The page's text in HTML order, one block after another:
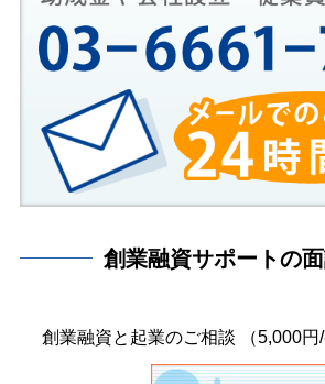
創業融資サポートの
創業融資と起業のご相談 （5,000円/